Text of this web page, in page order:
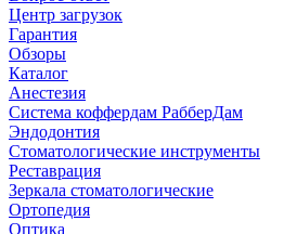
Центр загрузок
Гарантия
Обзоры
Каталог
Анестезия
Система коффердам РабберДам
Эндодонтия
Стоматологические инструменты
Реставрация
Зеркала стоматологические
Ортопедия
Оптика